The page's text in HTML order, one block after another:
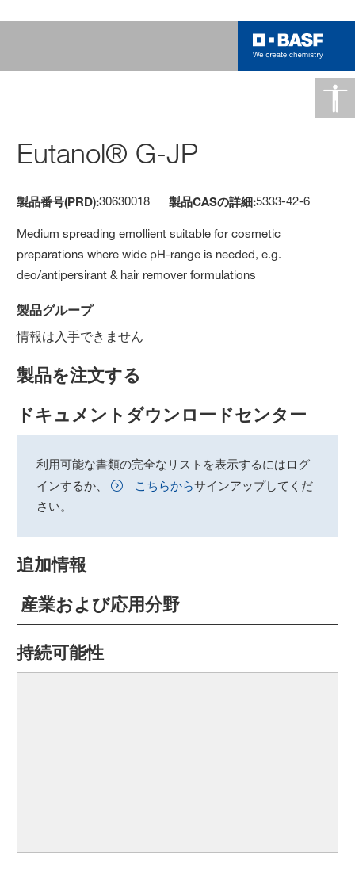
Eutanol® G-JP
製品番号(PRD):30630018 製品CASの詳細:5333-42-6
Medium spreading emollient suitable for cosmetic
preparations where wide pH-range is needed, e.g.
deo/antipersirant & hair remover formulations
製品グループ
情報は入手できません
製品を注文する
ドキュメントダウンロードセンター
利用可能な書類の完全なリストを表示するにはログ
インするか、
こちらからサインアップしてくだ
さい。
追加情報
産業および応用分野
持続可能性